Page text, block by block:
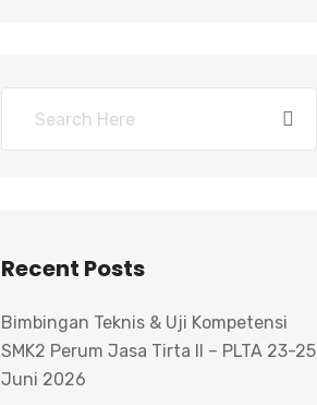
Recent Posts
Bimbingan Teknis & Uji Kompetensi
SMK2 Perum Jasa Tirta II – PLTA 23-25
Juni 2026